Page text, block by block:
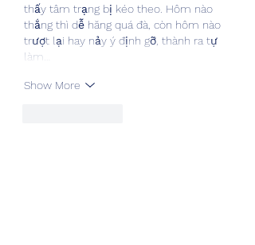
thấy tâm trạng bị kéo theo. Hôm nào
thắng thì dễ hăng quá đà, còn hôm nào
trượt lại hay nảy ý định gỡ, thành ra tự
làm…
Show More